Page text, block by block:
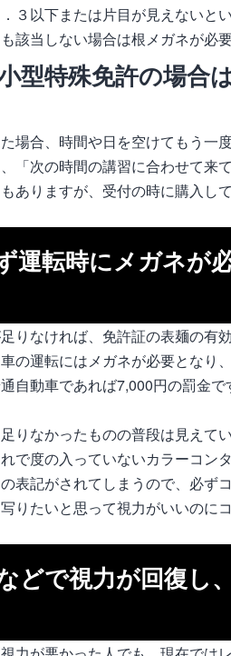
３以下または片目が見えない
該当しない場合は根メガネが必要
型特殊免許の場合
場合、時間や日を空けてもう一
「次の時間の講習に合わせて来
ありますが、受付の時に購入
運転時にメガネが
りなければ、免許証の表麺の有
の運転にはメガネが必要となり
自動車であれば7,000円の罰金
りなかったものの普段は見えて
で度の入っていないカラーコ
表記がされてしまうので、必ず
りたいと思って視力がいいのに
どで視力が回復し